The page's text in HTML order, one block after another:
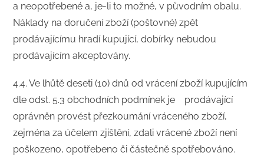
a neopotřebené a, je-li to možné, v původním obalu.
Náklady na doručení zboží (poštovné) zpět
prodávajícímu hradí kupující, dobírky nebudou
prodávajícím akceptovány.
4.4. Ve lhůtě deseti (10) dnů od vrácení zboží kupujícím
dle odst. 5.3 obchodních podmínek je prodávající
oprávněn provést přezkoumání vráceného zboží,
zejména za účelem zjištění, zdali vrácené zboží není
poškozeno, opotřebeno či částečně spotřebováno.